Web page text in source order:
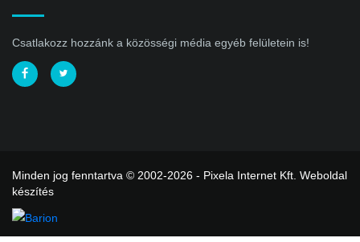
Csatlakozz hozzánk a közösségi média egyéb felületein is!
Minden jog fenntartva © 2002-2026 - Pixela Internet Kft. Weboldal
készítés